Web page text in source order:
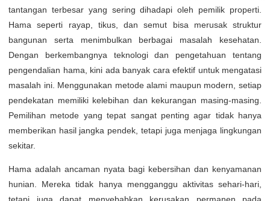
tantangan terbesar yang sering dihadapi oleh pemilik properti.
Hama seperti rayap, tikus, dan semut bisa merusak struktur
bangunan serta menimbulkan berbagai masalah kesehatan.
Dengan berkembangnya teknologi dan pengetahuan tentang
pengendalian hama, kini ada banyak cara efektif untuk mengatasi
masalah ini. Menggunakan metode alami maupun modern, setiap
pendekatan memiliki kelebihan dan kekurangan masing-masing.
Pemilihan metode yang tepat sangat penting agar tidak hanya
memberikan hasil jangka pendek, tetapi juga menjaga lingkungan
sekitar.
Hama adalah ancaman nyata bagi kebersihan dan kenyamanan
hunian. Mereka tidak hanya mengganggu aktivitas sehari-hari,